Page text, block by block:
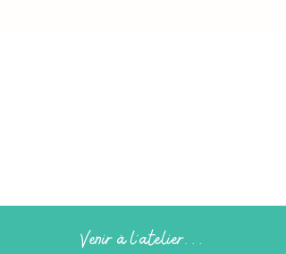
Venir à l'atelier...